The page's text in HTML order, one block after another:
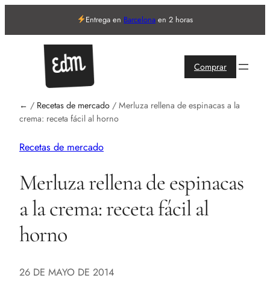
Entrega en Barcelona en 2 horas
Comprar
← / Recetas de mercado / Merluza rellena de espinacas a la
crema: receta fácil al horno
Recetas de mercado
Merluza rellena de espinacas
a la crema: receta fácil al
horno
26 DE MAYO DE 2014